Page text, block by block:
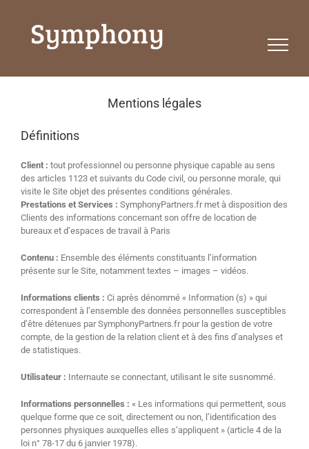
Mentions légales
Définitions
Client : tout professionnel ou personne physique capable au sens
des articles 1123 et suivants du Code civil, ou personne morale, qui
visite le Site objet des présentes conditions générales.
Prestations et Services : SymphonyPartners.fr met à disposition des
Clients des informations concernant son offre de location de
bureaux et d’espaces de travail à Paris
Contenu : Ensemble des éléments constituants l’information
présente sur le Site, notamment textes – images – vidéos.
Informations clients : Ci après dénommé « Information (s) » qui
correspondent à l’ensemble des données personnelles susceptibles
d’être détenues par SymphonyPartners.fr pour la gestion de votre
compte, de la gestion de la relation client et à des fins d’analyses et
de statistiques.
Utilisateur : Internaute se connectant, utilisant le site susnommé.
Informations personnelles : « Les informations qui permettent, sous
quelque forme que ce soit, directement ou non, l’identification des
personnes physiques auxquelles elles s’appliquent » (article 4 de la
loi n° 78-17 du 6 janvier 1978).